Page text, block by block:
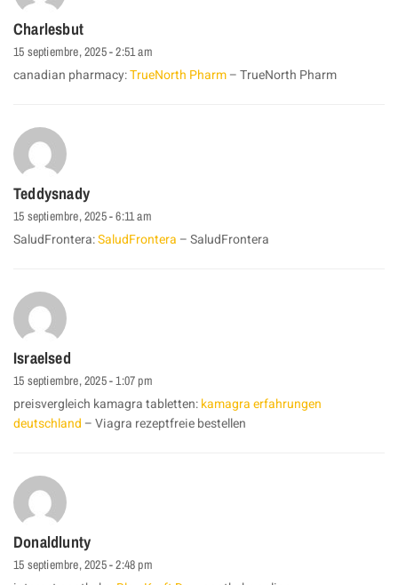
Charlesbut
15 septiembre, 2025 - 2:51 am
canadian pharmacy:TrueNorth Pharm– TrueNorth Pharm
Teddysnady
15 septiembre, 2025 - 6:11 am
SaludFrontera:SaludFrontera – SaludFrontera
Israelsed
15 septiembre, 2025 - 1:07 pm
preisvergleich kamagra tabletten:kamagra erfahrungen
deutschland – Viagra rezeptfreie bestellen
Donaldlunty
15 septiembre, 2025 - 2:48 pm